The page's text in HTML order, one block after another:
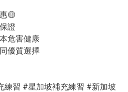
🟡
證
危害健康
優質選擇
練習 #星加坡補充練習 #新加坡